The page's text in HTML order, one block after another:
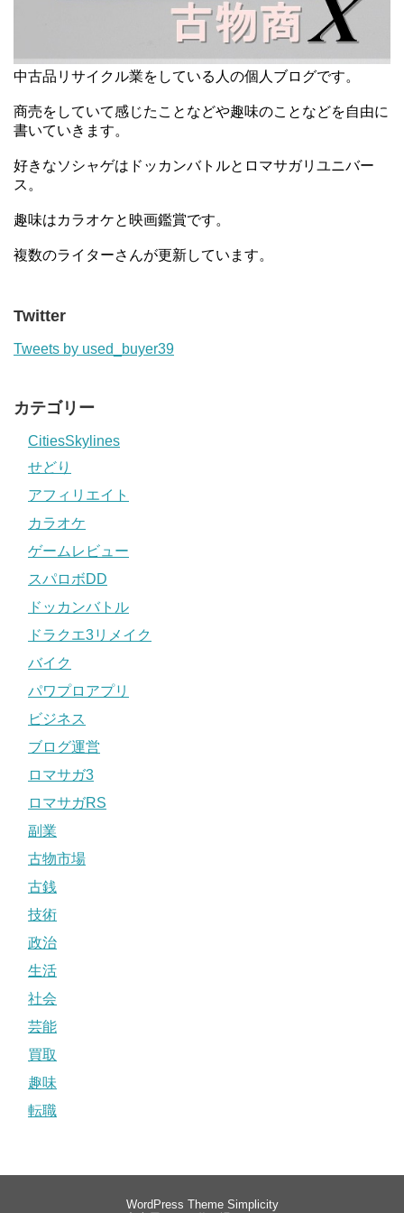
中古品リサイクル業をしている人の個人ブログです。
商売をしていて感じたことなどや趣味のことなどを自由に
書いていきます。
好きなソシャゲはドッカンバトルとロマサガリユニバー
ス。
趣味はカラオケと映画鑑賞です。
複数のライターさんが更新しています。
Twitter
Tweets by used_buyer39
カテゴリー
CitiesSkylines
せどり
アフィリエイト
カラオケ
ゲームレビュー
スパロボDD
ドッカンバトル
ドラクエ3リメイク
バイク
パワプロアプリ
ビジネス
ブログ運営
ロマサガ3
ロマサガRS
副業
古物市場
古銭
技術
政治
生活
社会
芸能
買取
趣味
転職
WordPress Theme Simplicity